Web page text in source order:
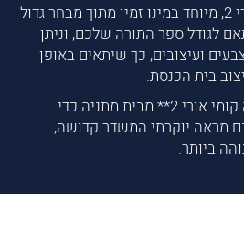
מעיל לספר תורה קומי אורי 2, מיוחד במינו זמין מתוך מבחר גדול
לגודל ספר התורה שלכם, וניתן
ועיצובים, כך שיתאים באופן
בית הכנסת.
בחרו ב**מעיל לספר תורה קומי אורי 2** מבית מתניה כדי
מראה יוקרתי המשדר קדושה,
ביותר.